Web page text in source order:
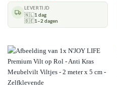
LEVERTIJD
🇳🇱1 dag
🇧🇪1–2 dagen